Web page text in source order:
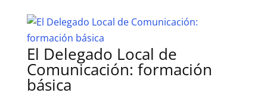
El Delegado Local de
Comunicación: formación
básica